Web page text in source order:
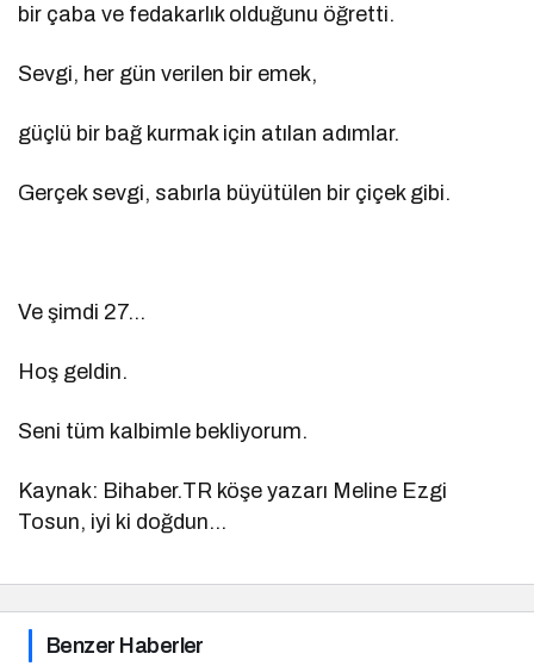
bir çaba ve fedakarlık olduğunu öğretti.
Sevgi, her gün verilen bir emek,
güçlü bir bağ kurmak için atılan adımlar.
Gerçek sevgi, sabırla büyütülen bir çiçek gibi.
Ve şimdi 27…
Hoş geldin.
Seni tüm kalbimle bekliyorum.
Kaynak: Bihaber.TR köşe yazarı Meline Ezgi
Tosun, iyi ki doğdun…
Benzer Haberler